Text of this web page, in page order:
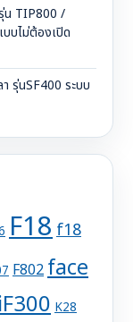
น TIP800 /
บไม่ต้องเปิด
รุ่นSF400 ระบบ
F18f18
F802face
K28